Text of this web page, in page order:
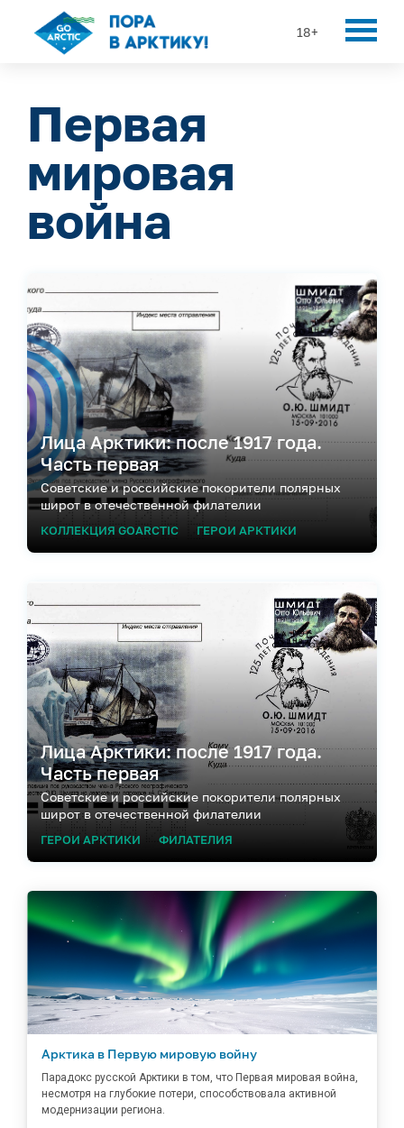
18+
Первая
мировая
война
Лица Арктики: после 1917 года.
Часть первая
Советские и российские покорители полярных
широт в отечественной филателии
КОЛЛЕКЦИЯ GOARCTIC ГЕРОИ АРКТИКИ
Лица Арктики: после 1917 года.
Часть первая
Советские и российские покорители полярных
широт в отечественной филателии
ГЕРОИ АРКТИКИ ФИЛАТЕЛИЯ
Арктика в Первую мировую войну
Парадокс русской Арктики в том, что Первая мировая война,
несмотря на глубокие потери, способствовала активной
модернизации региона.